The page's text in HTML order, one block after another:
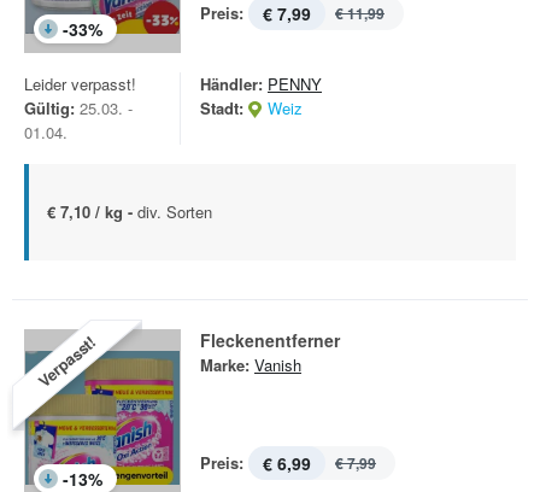
-33%
Preis: € 7,99 € 11,99
Leider verpasst!
Gültig: 25.03. -
01.04.
Händler: PENNY
Stadt:
Weiz
€ 7,10 / kg - div. Sorten
Verpasst!
-13%
Fleckenentferner
Marke: Vanish
Preis: € 6,99 € 7,99